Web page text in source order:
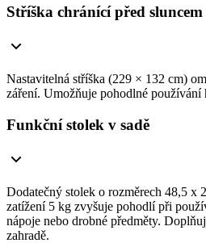
Stříška chránící před sluncem
Nastavitelná stříška (229 × 132 cm)
záření. Umožňuje pohodlné používání
Funkční stolek v sadě
Dodatečný stolek o rozměrech 48,5 x
zatížení 5 kg zvyšuje pohodlí při
nápoje nebo drobné předměty.
zahradě.